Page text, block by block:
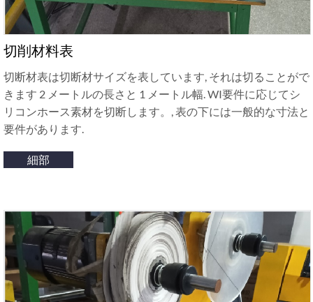
切削材料表
切断材表は切断材サイズを表しています, それは切ることがで
きます 2 メートルの長さと 1 メートル幅. WI要件に応じてシ
リコンホース素材を切断します。, 表の下には一般的な寸法と
要件があります.
細部